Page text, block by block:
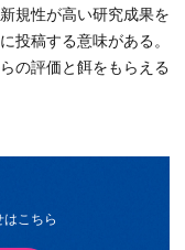
規性が高い研究成果を
投稿する意味がある。
の評価と餌をもらえる
はこちら